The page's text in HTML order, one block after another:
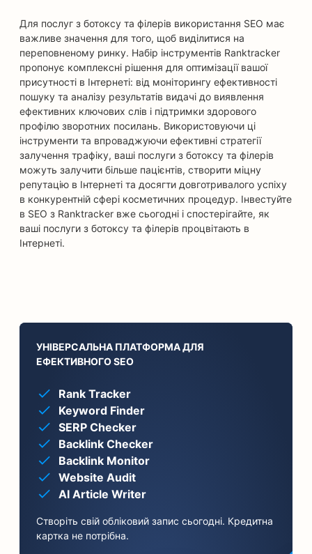
Для послуг з ботоксу та філерів використання SEO має
важливе значення для того, щоб виділитися на
переповненому ринку. Набір інструментів Ranktracker
пропонує комплексні рішення для оптимізації вашої
присутності в Інтернеті: від моніторингу ефективності
пошуку та аналізу результатів видачі до виявлення
ефективних ключових слів і підтримки здорового
профілю зворотних посилань. Використовуючи ці
інструменти та впроваджуючи ефективні стратегії
залучення трафіку, ваші послуги з ботоксу та філерів
можуть залучити більше пацієнтів, створити міцну
репутацію в Інтернеті та досягти довготривалого успіху
в конкурентній сфері косметичних процедур. Інвестуйте
в SEO з Ranktracker вже сьогодні і спостерігайте, як
ваші послуги з ботоксу та філерів процвітають в
Інтернеті.
УНІВЕРСАЛЬНА ПЛАТФОРМА ДЛЯ
ЕФЕКТИВНОГО SEO
Rank Tracker
Keyword Finder
SERP Checker
Backlink Checker
Backlink Monitor
Website Audit
AI Article Writer
Створіть свій обліковий запис сьогодні. Кредитна
картка не потрібна.